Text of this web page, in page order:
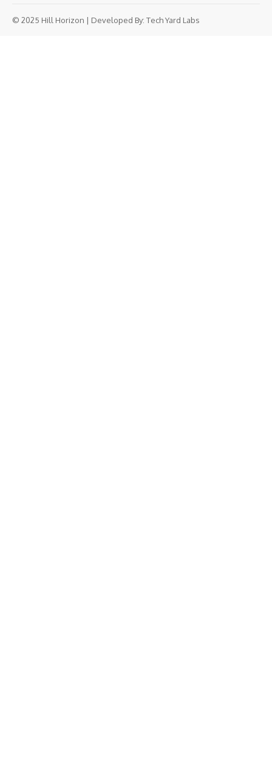
© 2025 Hill Horizon | Developed By: Tech Yard Labs